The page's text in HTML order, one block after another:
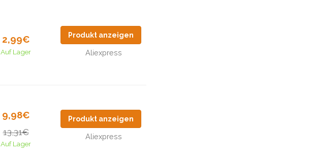
2,99€
Auf Lager
Produkt anzeigen
Aliexpress
9,98€
13,31€
Auf Lager
Produkt anzeigen
Aliexpress